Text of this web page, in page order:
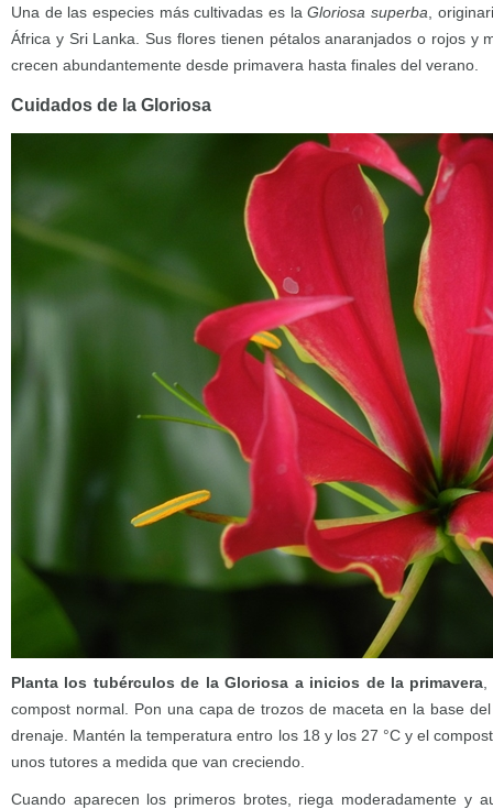
Una de las especies más cultivadas es laGloriosa superba ,
África y Sri Lanka. Sus flores tienen pétalos anaranjados o rojos y
crecen abundantemente desde primavera hasta finales del verano.
Cuidados de la Gloriosa
Planta los tubérculos de la Gloriosa a inicios de la primavera
compost normal. Pon una capa de trozos de maceta en la base
drenaje. Mantén la temperatura entro los 18 y los 27 °C y el
unos tutores a medida que van creciendo.
Cuando aparecen los primeros brotes, riega moderadamente y